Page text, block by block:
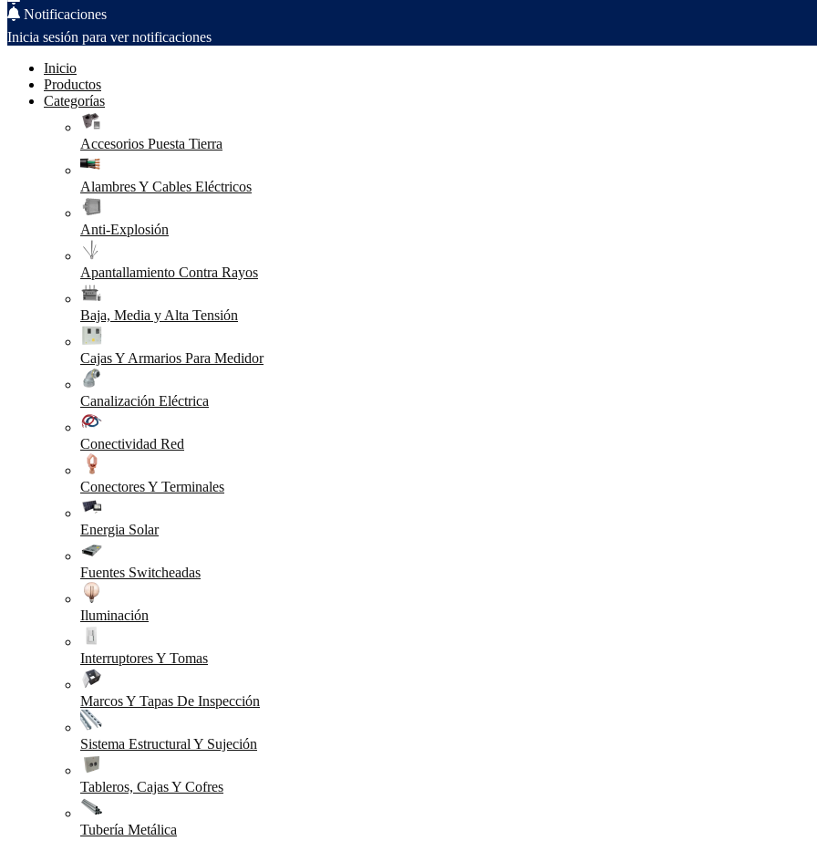
Notificaciones
Inicia sesión para ver notificaciones
Inicio
Productos
Categorías
Accesorios Puesta Tierra
Alambres Y Cables Eléctricos
Anti-Explosión
Apantallamiento Contra Rayos
Baja, Media y Alta Tensión
Cajas Y Armarios Para Medidor
Canalización Eléctrica
Conectividad Red
Conectores Y Terminales
Energia Solar
Fuentes Switcheadas
Iluminación
Interruptores Y Tomas
Marcos Y Tapas De Inspección
Sistema Estructural Y Sujeción
Tableros, Cajas Y Cofres
Tubería Metálica